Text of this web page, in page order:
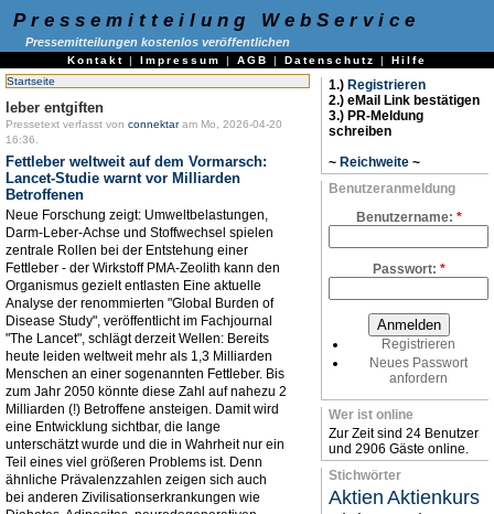
Pressemitteilung WebService
Pressemitteilungen kostenlos veröffentlichen
Kontakt | Impressum | AGB | Datenschutz | Hilfe
Startseite
leber entgiften
Pressetext verfasst von connektaram Mo, 2026-04-20
16:36.
Fettleber weltweit auf dem Vormarsch:
Lancet-Studie warnt vor Milliarden
Betroffenen
Neue Forschung zeigt: Umweltbelastungen,
Darm-Leber-Achse und Stoffwechsel spielen
zentrale Rollen bei der Entstehung einer
Fettleber - der Wirkstoff PMA-Zeolith kann den
Organismus gezielt entlasten Eine aktuelle
Analyse der renommierten "Global Burden of
Disease Study", veröffentlicht im Fachjournal
"The Lancet", schlägt derzeit Wellen: Bereits
heute leiden weltweit mehr als 1,3 Milliarden
Menschen an einer sogenannten Fettleber. Bis
zum Jahr 2050 könnte diese Zahl auf nahezu 2
Milliarden (!) Betroffene ansteigen. Damit wird
eine Entwicklung sichtbar, die lange
unterschätzt wurde und die in Wahrheit nur ein
Teil eines viel größeren Problems ist. Denn
ähnliche Prävalenzzahlen zeigen sich auch
bei anderen Zivilisationserkrankungen wie
1.) Registrieren
2.) eMail Link bestätigen
3.) PR-Meldung
schreiben
~ Reichweite ~
Benutzeranmeldung
Benutzername: *
Passwort: *
Registrieren
Neues Passwort
anfordern
Wer ist online
Zur Zeit sind 24 Benutzer
und 2906 Gäste online.
Stichwörter
Aktien Aktienkurs